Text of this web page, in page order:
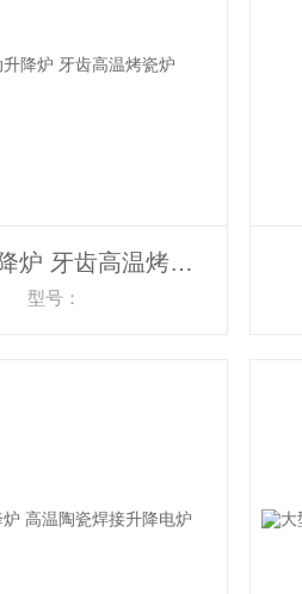
全自动升降炉 牙齿高温烤瓷炉
型号：